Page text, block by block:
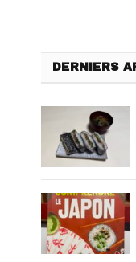
DERNIERS